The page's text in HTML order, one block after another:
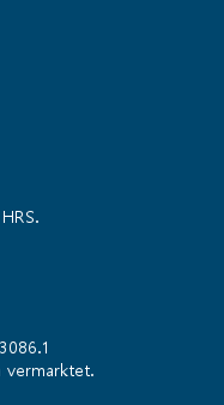
vermarktet.